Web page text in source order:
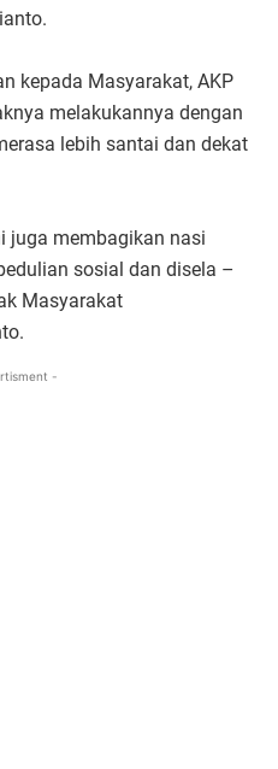
kepada Masyarakat, AKP
melakukannya dengan
lebih santai dan dekat
juga membagikan nasi
sosial dan disela –
Masyarakat
-